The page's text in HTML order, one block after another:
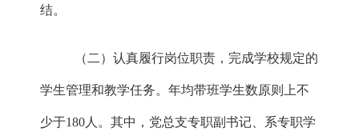
结。
（二）认真履行岗位职责，完成学校规定的
学生管理和教学任务。年均带班学生数原则上不
少于180人。其中，党总支专职副书记、系专职学